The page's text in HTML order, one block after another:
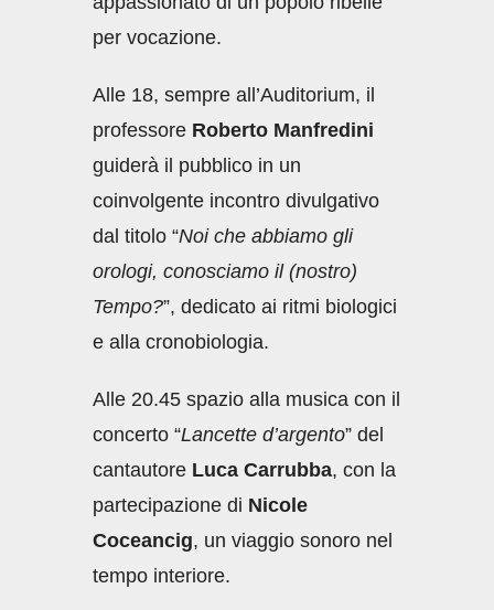
per vocazione.
Alle 18, sempre all’Auditorium, il
professore Roberto Manfredini
guiderà il pubblico in un
coinvolgente incontro divulgativo
dal titolo “Noi che abbiamo gli
orologi, conosciamo il (nostro)
Tempo?”, dedicato ai ritmi biologici
e alla cronobiologia.
Alle 20.45 spazio alla musica con il
concerto “Lancette d’argento” del
cantautore Luca Carrubba, con la
partecipazione di Nicole
Coceancig, un viaggio sonoro nel
tempo interiore.